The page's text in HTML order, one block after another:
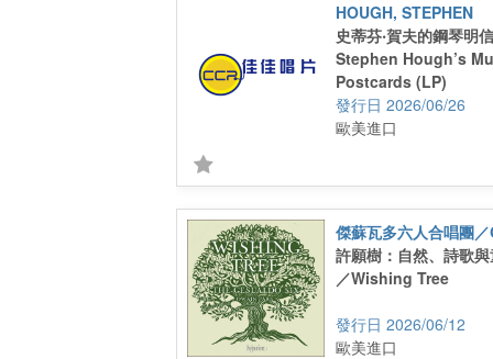
HOUGH, STEPHEN
史蒂芬‧賀夫的鋼琴明
Stephen Hough’s
Postcards (LP)
2026/06/26
歐美進口
傑蘇瓦多六人合唱團
許願樹：自然、詩歌
／Wishing Tree
2026/06/12
歐美進口